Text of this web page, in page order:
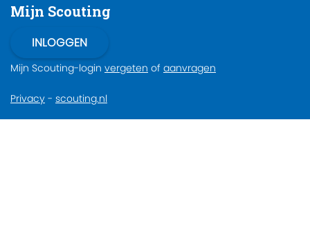
Mijn Scouting
Mijn Scouting-login vergeten of aanvragen
Privacy - scouting.nl